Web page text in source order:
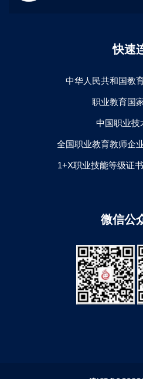
快速
中华人民共和国教
职业教育国
中国职业技
全国职业教育教师企
1+X职业技能等级证
微信公